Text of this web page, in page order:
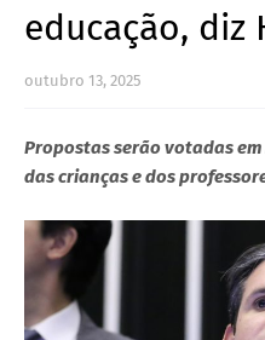
educação, diz
outubro 13, 2025
Propostas serão votadas
das crianças e dos